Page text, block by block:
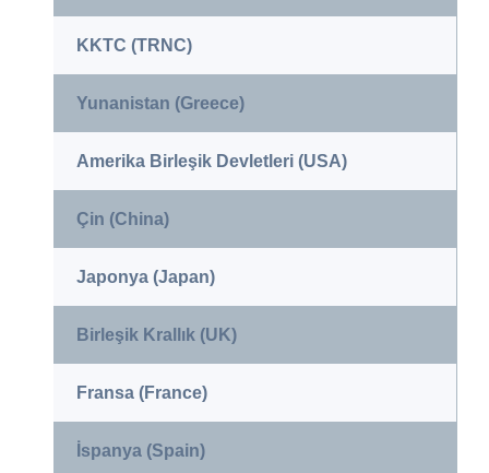
KKTC (TRNC)
Yunanistan (Greece)
Amerika Birleşik Devletleri (USA)
Çin (China)
Japonya (Japan)
Birleşik Krallık (UK)
Fransa (France)
İspanya (Spain)